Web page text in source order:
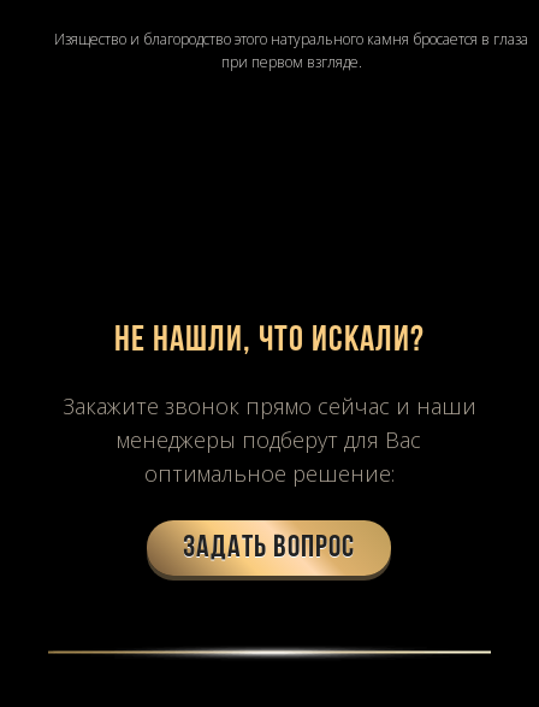
Изящество и благородство этого натурального камня бросается в глаза
при первом взгляде.
Не нашли, что искали?
Закажите звонок прямо сейчас и наши
менеджеры подберут для Вас
оптимальное решение:
Задать вопрос